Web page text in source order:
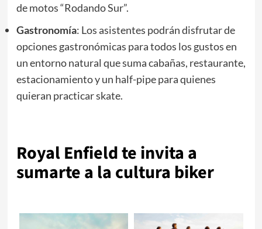
de motos “Rodando Sur”.
Gastronomía: Los asistentes podrán disfrutar de
opciones gastronómicas para todos los gustos en
un entorno natural que suma cabañas, restaurante,
estacionamiento y un half-pipe para quienes
quieran practicar skate.
Royal Enfield te invita a
sumarte a la cultura biker